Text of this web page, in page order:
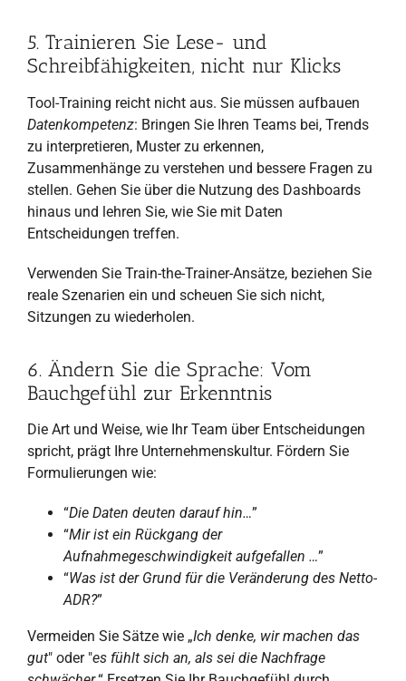
5. Trainieren Sie Lese- und
Schreibfähigkeiten, nicht nur Klicks
Tool-Training reicht nicht aus. Sie müssen aufbauen
Datenkompetenz: Bringen Sie Ihren Teams bei, Trends
zu interpretieren, Muster zu erkennen,
Zusammenhänge zu verstehen und bessere Fragen zu
stellen. Gehen Sie über die Nutzung des Dashboards
hinaus und lehren Sie, wie Sie mit Daten
Entscheidungen treffen.
Verwenden Sie Train-the-Trainer-Ansätze, beziehen Sie
reale Szenarien ein und scheuen Sie sich nicht,
Sitzungen zu wiederholen.
6. Ändern Sie die Sprache: Vom
Bauchgefühl zur Erkenntnis
Die Art und Weise, wie Ihr Team über Entscheidungen
spricht, prägt Ihre Unternehmenskultur. Fördern Sie
Formulierungen wie:
“Die Daten deuten darauf hin…”
“Mir ist ein Rückgang der
Aufnahmegeschwindigkeit aufgefallen …”
“Was ist der Grund für die Veränderung des Netto-
ADR?”
Vermeiden Sie Sätze wie „Ich denke, wir machen das
gut" oder "es fühlt sich an, als sei die Nachfrage